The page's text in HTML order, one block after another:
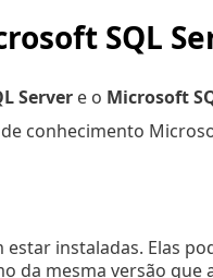
SQL
Servere o Microsoft
conhecimento
instaladas. Elas
da mesma versão que